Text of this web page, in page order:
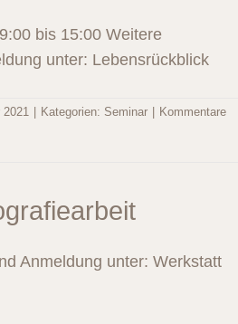
bis 15:00 Weitere
unter: Lebensrückblick
| Kategorien: Seminar | Kommentare
Anmeldung unter: Werkstatt